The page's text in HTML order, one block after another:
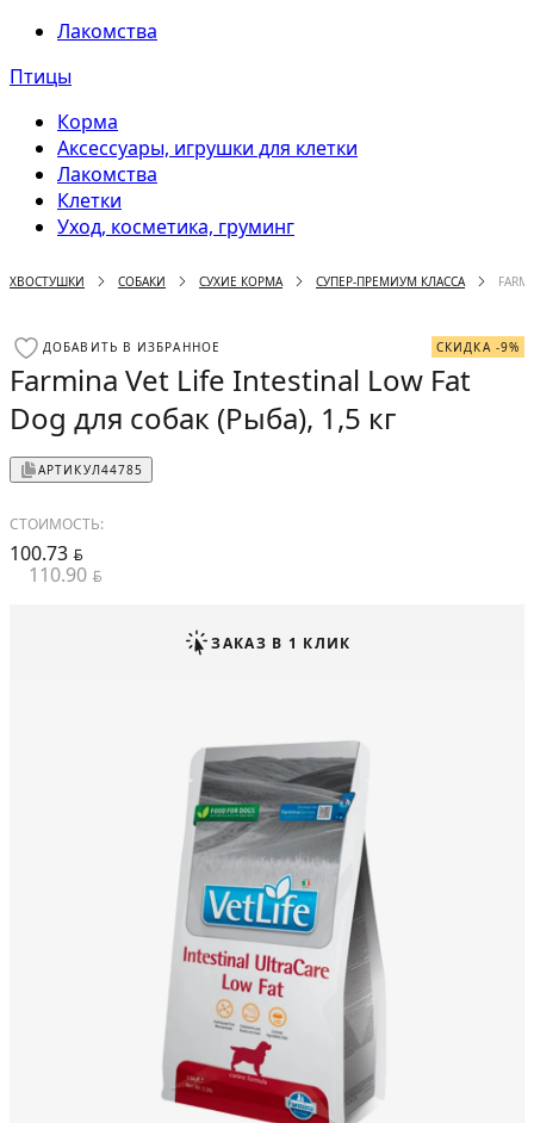
Лакомства
Птицы
Корма
Аксессуары, игрушки для клетки
Лакомства
Клетки
Уход, косметика, груминг
ХВОСТУШКИ СОБАКИ СУХИЕ КОРМА СУПЕР-ПРЕМИУМ КЛАССА
ДОБАВИТЬ В ИЗБРАННОЕ СКИДКА -9%
Farmina Vet Life Intestinal Low Fat
Dog для собак (Рыба), 1,5 кг
АРТИКУЛ44785
СТОИМОСТЬ:
100.73 BYN
110.90 BYN
ЗАКАЗ В 1 КЛИК